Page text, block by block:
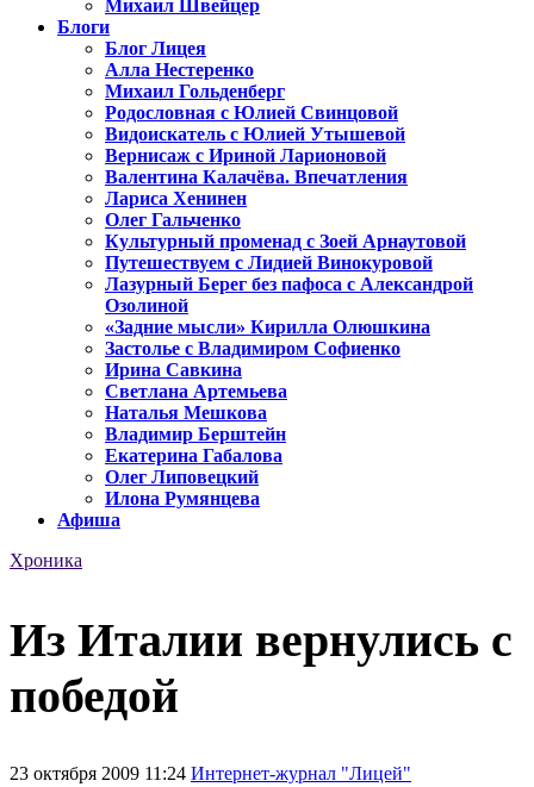
Михаил Швейцер
Блоги
Блог Лицея
Алла Нестеренко
Михаил Гольденберг
Родословная с Юлией Свинцовой
Видоискатель с Юлией Утышевой
Вернисаж с Ириной Ларионовой
Валентина Калачёва. Впечатления
Лариса Хенинен
Олег Гальченко
Культурный променад с Зоей Арнаутовой
Путешествуем с Лидией Винокуровой
Лазурный Берег без пафоса с Александрой
Озолиной
«Задние мысли» Кирилла Олюшкина
Застолье с Владимиром Софиенко
Ирина Савкина
Светлана Артемьева
Наталья Мешкова
Владимир Берштейн
Екатерина Габалова
Олег Липовецкий
Илона Румянцева
Афиша
Хроника
Из Италии вернулись с
победой
23 октября 2009 11:24 Интернет-журнал "Лицей"